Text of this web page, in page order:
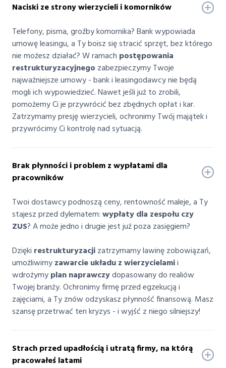
Naciski ze strony wierzycieli i komorników
Telefony, pisma, groźby komornika? Bank wypowiada
umowę leasingu, a Ty boisz się stracić sprzęt, bez którego
nie możesz działać? W ramach postępowania
restrukturyzacyjnego zabezpieczymy Twoje
najważniejsze umowy - bank i leasingodawcy nie będą
mogli ich wypowiedzieć. Nawet jeśli już to zrobili,
pomożemy Ci je przywrócić bez zbędnych opłat i kar.
Zatrzymamy presję wierzycieli, ochronimy Twój majątek i
przywrócimy Ci kontrolę nad sytuacją.
Brak płynności i problem z wypłatami dla
pracowników
Twoi dostawcy podnoszą ceny, rentowność maleje, a Ty
stajesz przed dylematem:wypłaty dla zespołu czy
ZUS? A może jedno i drugie jest już poza zasięgiem?
Dzięki restrukturyzacjizatrzymamy lawinę zobowiązań,
umożliwimyzawarcie układu z wierzycielamii
wdrożymyplan naprawczydopasowany do realiów
Twojej branży. Ochronimy firmę przed egzekucją i
zajęciami, a Ty znów odzyskasz płynność finansową. Masz
szansę przetrwać ten kryzys - i wyjść z niego silniejszy!
Strach przed upadłością i utratą firmy, na którą
pracowałeś latami